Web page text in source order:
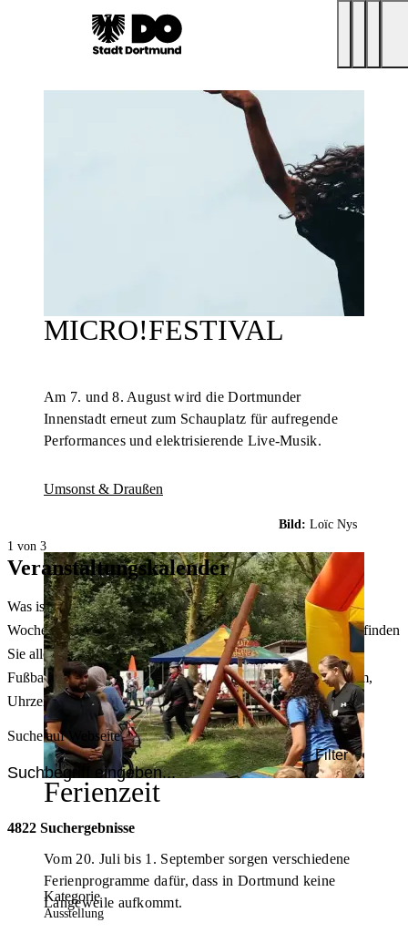
MICRO!FESTIVAL
Am 7. und 8. August wird die Dortmunder
Innenstadt erneut zum Schauplatz für aufregende
Performances und elektrisierende Live-Musik.
Umsonst & Draußen
Bild: Loïc Nys
Ferienzeit
Vom 20. Juli bis 1. September sorgen verschiedene
Ferienprogramme dafür, dass in Dortmund keine
Langeweile aufkommt.
1 von 3
Veranstaltungskalender
Was ist heute in Dortmund los? Welche Konzerte gibt es am
Wochenende? Im größten Veranstaltungskalender Dortmunds finden
Sie alle Events – von der Stadt- oder Museumsführung übers
Fußballspiel bis zum Flohmarkt. Sie können dabei nach Datum,
Uhrzeit, Ort oder Art der Veranstaltung auswählen. Viel Spaß!
Suche auf Webseite
Filter
4822 Suchergebnisse
Kategorie
Ausstellung